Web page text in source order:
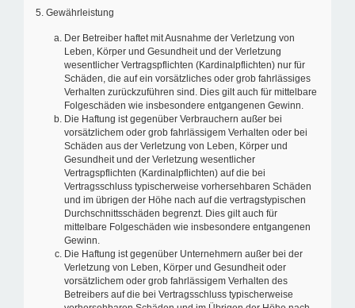
5. Gewährleistung
Der Betreiber haftet mit Ausnahme der Verletzung von
Leben, Körper und Gesundheit und der Verletzung
wesentlicher Vertragspflichten (Kardinalpflichten) nur für
Schäden, die auf ein vorsätzliches oder grob fahrlässiges
Verhalten zurückzuführen sind. Dies gilt auch für mittelbare
Folgeschäden wie insbesondere entgangenen Gewinn.
Die Haftung ist gegenüber Verbrauchern außer bei
vorsätzlichem oder grob fahrlässigem Verhalten oder bei
Schäden aus der Verletzung von Leben, Körper und
Gesundheit und der Verletzung wesentlicher
Vertragspflichten (Kardinalpflichten) auf die bei
Vertragsschluss typischerweise vorhersehbaren Schäden
und im übrigen der Höhe nach auf die vertragstypischen
Durchschnittsschäden begrenzt. Dies gilt auch für
mittelbare Folgeschäden wie insbesondere entgangenen
Gewinn.
Die Haftung ist gegenüber Unternehmern außer bei der
Verletzung von Leben, Körper und Gesundheit oder
vorsätzlichem oder grob fahrlässigem Verhalten des
Betreibers auf die bei Vertragsschluss typischerweise